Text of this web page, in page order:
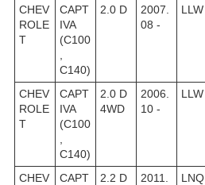
CHEV
ROLE
T
CAPT
IVA
(C100
C140)
2.0 D
2007.
08 -
LLW
CHEV
ROLE
T
CAPT
IVA
(C100
C140)
2.0 D
4WD
2006.
10 -
LLW
CHEV
CAPT
2.2 D
2011.
LNQ